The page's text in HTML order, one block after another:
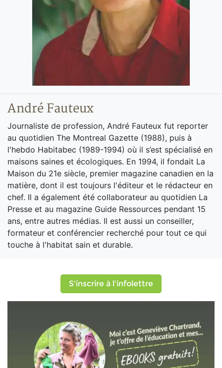
André Fauteux
Journaliste de profession, André Fauteux fut reporter
au quotidien The Montreal Gazette (1988), puis à
l'hebdo Habitabec (1989-1994) où il s’est spécialisé en
maisons saines et écologiques. En 1994, il fondait La
Maison du 21e siècle, premier magazine canadien en la
matière, dont il est toujours l'éditeur et le rédacteur en
chef. Il a également été collaborateur au quotidien La
Presse et au magazine Guide Ressources pendant 15
ans, entre autres médias. Il est aussi un conseiller,
formateur et conférencier recherché pour tout ce qui
touche à l'habitat sain et durable.
S'inscrire à l'infolettre